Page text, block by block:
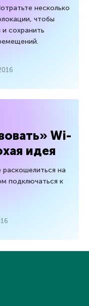
несколько
чтобы
сохранить
Wi-
идея
на
подключаться к